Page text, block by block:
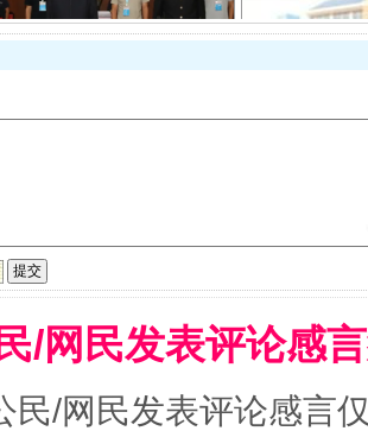
！段成刚被判无期 从幼
计划来了！等你上场
/网民发表评论感
民/网民发表评论感言